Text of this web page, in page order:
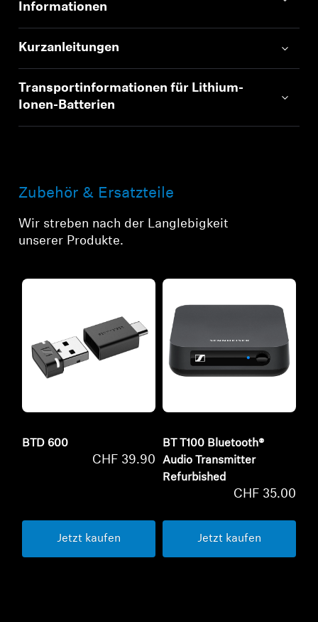
Informationen
Kurzanleitungen
Transportinformationen für Lithium-
Ionen-Batterien
Zubehör & Ersatzteile
Wir streben nach der Langlebigkeit
unserer Produkte.
BTD 600
CHF 39.90
Jetzt kaufen
BT T100 Bluetooth®
Audio Transmitter
Refurbished
CHF 35.00
Jetzt kaufen